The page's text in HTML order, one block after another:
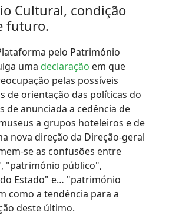
Cultural, condição
futuro.
pelo Património
uma declaração em que
pelas possíveis
de orientação das políticas do
de anunciada a cedência de
a grupos hoteleiros e de
nova direção da Direção-geral
se as confusões entre
"património público",
Estado" e… "património
como a tendência para a
deste último.